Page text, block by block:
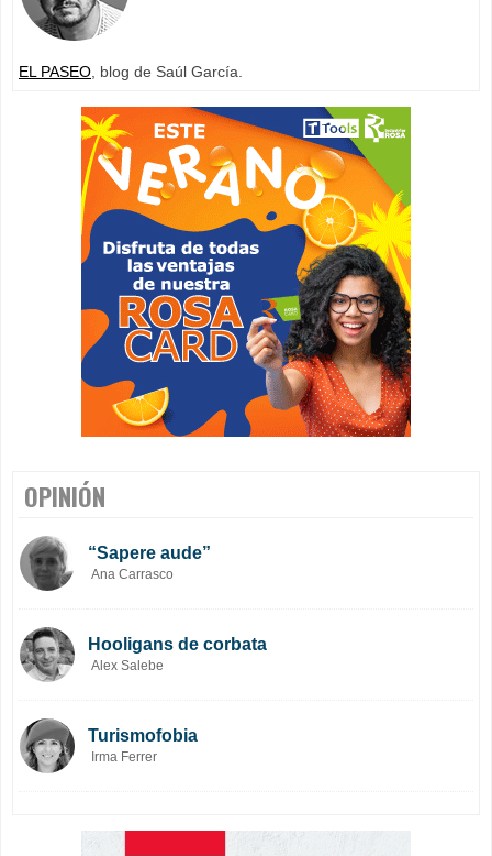
EL PASEO , blog de Saúl García.
OPINIÓN
“Sapere aude”
Ana Carrasco
Hooligans de corbata
Alex Salebe
Turismofobia
Irma Ferrer